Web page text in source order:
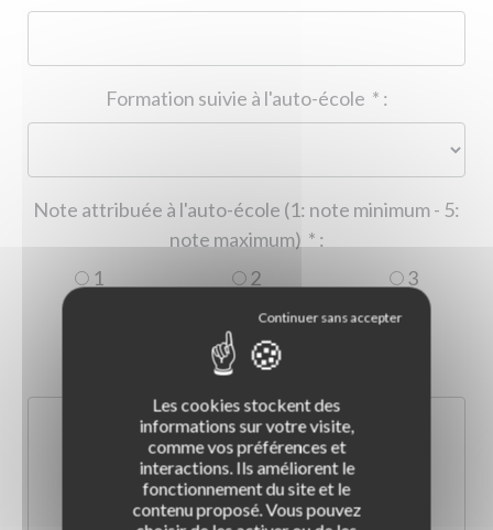
* :
Note attribuée à l'auto-école (1: note minimum - 5:
* :
1
2
3
5
Les cookies stockent des
informations sur votre visite,
comme vos préférences et
interactions. Ils améliorent le
fonctionnement du site et le
contenu proposé. Vous pouvez